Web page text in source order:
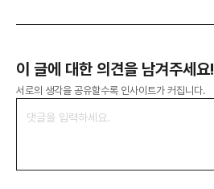
이 글에 대한 의견을 남겨주세요!
서로의 생각을 공유할수록 인사이트가 커집니다.